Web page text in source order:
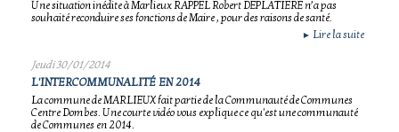
Une situation inédite à Marlieux RAPPEL Robert DEPLATIERE n’a pas
souhaité reconduire ses fonctions de Maire , pour des raisons de santé.
► Lire la suite
Jeudi 30/01/2014
L'INTERCOMMUNALITÉ EN 2014
La commune de MARLIEUX fait partie de la Communauté de Communes
Centre Dombes. Une courte vidéo vous explique ce qu'est une communauté
de Communes en 2014.